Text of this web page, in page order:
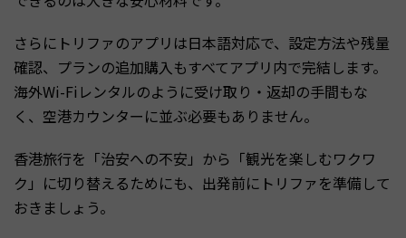
さらにトリファのアプリは日本語対応で、設定方法や残量
確認、プランの追加購入もすべてアプリ内で完結します。
海外Wi-Fiレンタルのように受け取り・返却の手間もな
く、空港カウンターに並ぶ必要もありません。
香港旅行を「治安への不安」から「観光を楽しむワクワ
ク」に切り替えるためにも、出発前にトリファを準備して
おきましょう。